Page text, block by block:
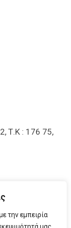
την εμπειρία
Τ.Κ : 176 75,